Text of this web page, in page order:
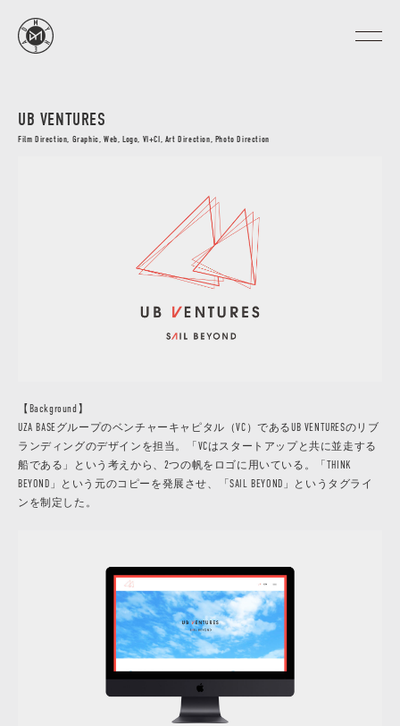
UB VENTURES
Film Direction, Graphic, Web, Logo, VI+CI, Art Direction, Photo Direction
【Background】
UZA BASEグループのベンチャーキャピタル（VC）であるUB VENTURESのリブ
ランディングのデザインを担当。「VCはスタートアップと共に並走する
船である」という考えから、2つの帆をロゴに用いている。「THINK
BEYOND」という元のコピーを発展させ、「SAIL BEYOND」というタグライ
ンを制定した。